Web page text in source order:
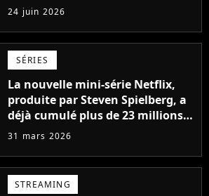
24 juin 2026
SÉRIES
La nouvelle mini-série Netflix,
produite par Steven Spielberg, a
déjà cumulé plus de 23 millions
de vues
31 mars 2026
STREAMING